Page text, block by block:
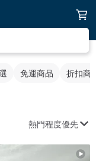
免運商品 折扣商
熱門程度優先